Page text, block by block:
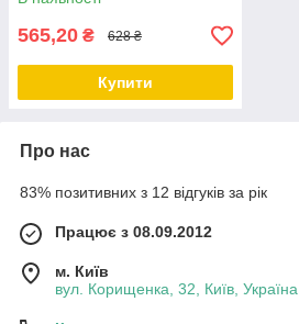
565,20 ₴ 628 ₴
Купити
Про нас
83% позитивних з 12 відгуків за рік
Працює з 08.09.2012
м. Київ
вул. Корищенка, 32, Київ, Україна